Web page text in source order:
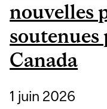
nouvelles
soutenues
Canada
1 juin 2026